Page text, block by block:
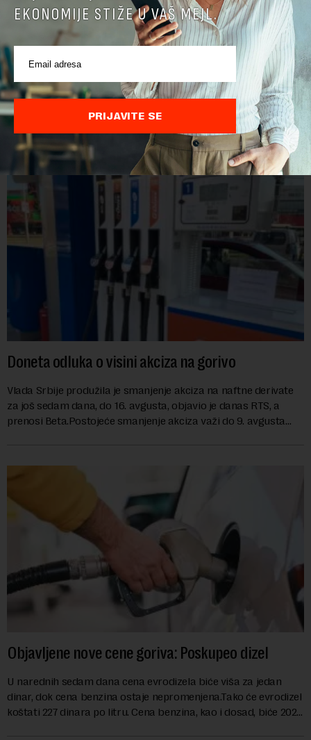
Direktoru Telekoma Srbija zabranjen ulaz na
Kosovo: Vladimira Lučića Priština proglasila
personom non grata
Ministarstvo unutrašnjih poslova Kosova proglasilo je
direktora Telekoma Srbije Vladimira Lučića nepoželjnom
osobom i trajno mu zabranilo ulazak, tranzit i boravak na
Kosovu, navodeći kao razlog njegove javn...
Doneta odluka o visini akciza na gorivo
Vlada Srbije produžila je smanjenje akciza na naftne derivate
za još sedam dana, do 16. avgusta, objavio je danas RTS, a
prenosi Beta.Postojeće smanjenje akciza važi do 9. avgusta
Objavljene nove cene goriva: Poskupeo dizel
U narednih sedam dana cena evrodizela biće viša za jedan
dinar, dok cena benzina ostaje nepromenjena.Tako će evrodizel
koštati 227 dinara po litru. Cena benzina, kao i dosad, biće 202
EKONOMIJE STIŽE U VAŠ MEJL.
PRIJAVITE SE